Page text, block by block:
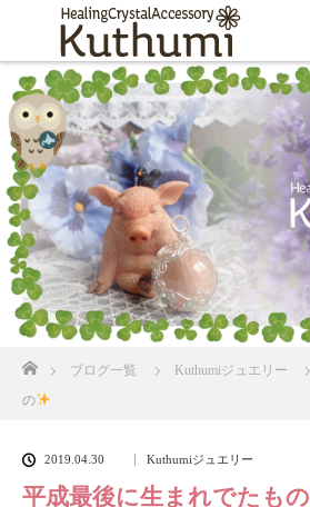
ブログ一覧 Kuthumiジュエリー
の
2019.04.30 Kuthumiジュエリー
平成最後に生まれでたもの